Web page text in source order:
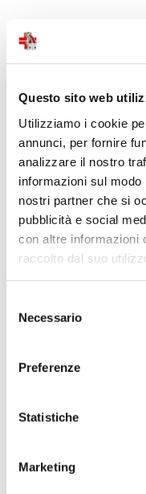
Questo sito web
Utilizziamo i cookie
annunci, per fornire
analizzare il nostro
informazioni sul
nostri partner che si
pubblicità e social
con altre informazioni
raccolto dal suo
delNecessario
Preferenze
Statistiche
Marketing